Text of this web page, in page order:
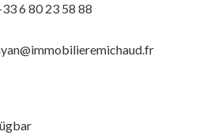
6 80 23 58 88